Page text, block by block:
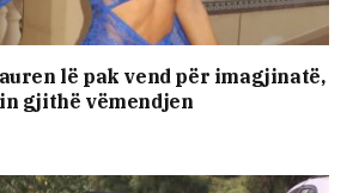
lë pak vend për imagjinatë,
gjithë vëmendjen